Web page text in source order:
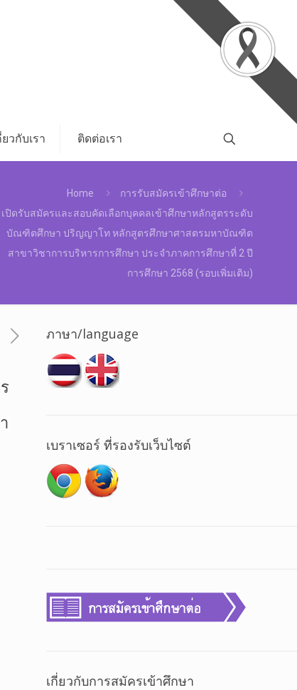
ยวกับเรา ติดต่อเรา
Home
การรับสมัครเข้าศึกษาต่อ
เปิดรับสมัครและสอบคัดเลือกบุคคลเข้าศึกษาหลักสูตรระดับ
บัณฑิตศึกษา ปริญญาโท หลักสูตรศึกษาศาสตรมหาบัณฑิต
สาขาวิชาการบริหารการศึกษา ประจำภาคการศึกษาที่ 2 ปี
การศึกษา 2568 (รอบเพิ่มเติม)
ภาษา/language
เบราเซอร์ ที่รองรับเว็บไซต์
เกี่ยวกับการสมัครเข้าศึกษา